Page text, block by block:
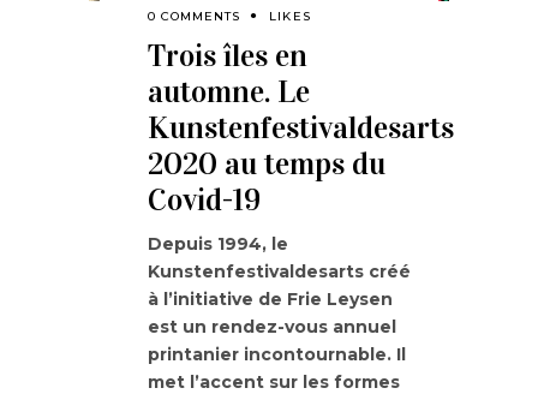
0 COMMENTS
LIKES
Trois îles en
automne. Le
Kunstenfestivaldesarts
2020 au temps du
Covid-19
Depuis 1994, le
Kunstenfestivaldesarts créé
à l’initiative de Frie Leysen
est un rendez-vous annuel
printanier incontournable. Il
met l’accent sur les formes